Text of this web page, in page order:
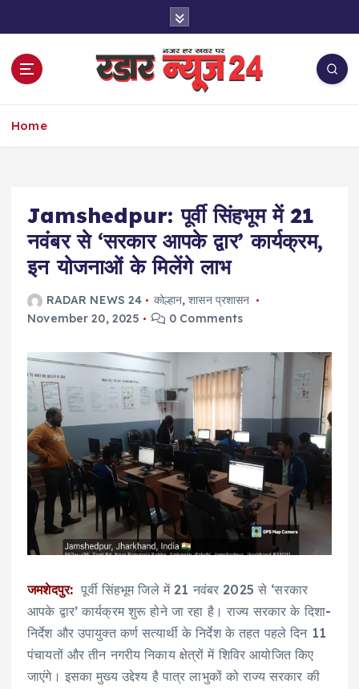
Home
Jamshedpur: पूर्वी सिंहभूम में 21
नवंबर से ‘सरकार आपके द्वार’ कार्यक्रम,
इन योजनाओं के मिलेंगे लाभ
RADAR NEWS 24 कोल्हान,शासन प्रशासन
November 20, 2025
0 Comments
जमशेदपुर: पूर्वी सिंहभूम जिले में 21 नवंबर 2025 से ‘सरकार
आपके द्वार’ कार्यक्रम शुरू होने जा रहा है। राज्य सरकार के दिशा-
निर्देश और उपायुक्त कर्ण सत्यार्थी के निर्देश के तहत पहले दिन 11
पंचायतों और तीन नगरीय निकाय क्षेत्रों में शिविर आयोजित किए
जाएंगे। इसका मुख्य उद्देश्य है पात्र लाभुकों को राज्य सरकार की